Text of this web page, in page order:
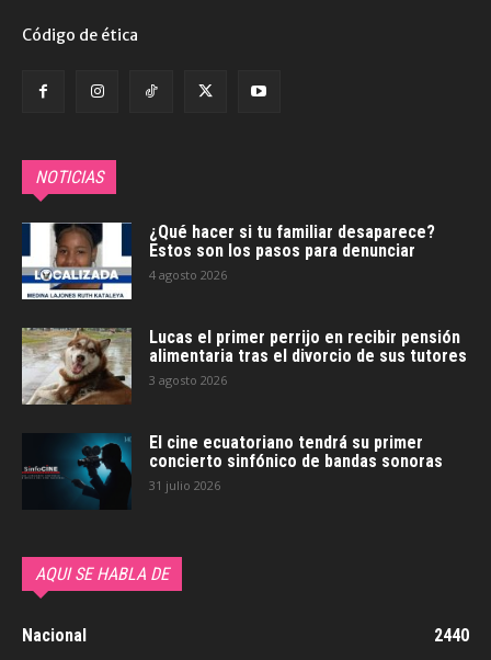
Código de ética
NOTICIAS
¿Qué hacer si tu familiar desaparece?
Estos son los pasos para denunciar
4 agosto 2026
Lucas el primer perrijo en recibir pensión
alimentaria tras el divorcio de sus tutores
3 agosto 2026
El cine ecuatoriano tendrá su primer
concierto sinfónico de bandas sonoras
31 julio 2026
AQUI SE HABLA DE
Nacional
2440